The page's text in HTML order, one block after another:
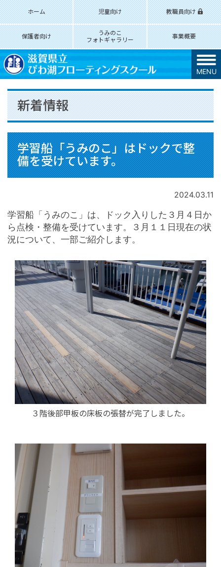
ホーム 児童向け 教職員向け
保護者向け
うみのこ
フォトギャラリー
事業概要
MENU
新着情報
学習船「うみのこ」はドックで整
備を受けています。
2024.03.11
学習船「うみのこ」は、ドック入りした３月４日か
ら点検・整備を受けています。３月１１日現在の状
況について、一部ご紹介します。
３階後部甲板の床板の張替が完了しました。